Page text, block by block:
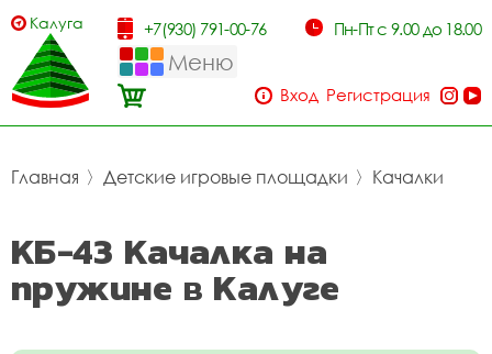
Калуга +7(930) 791-00-76 Пн-Пт с 9.00 до 18.00
Меню
Вход Регистрация
Главная 〉 Детские игровые площадки 〉 Качалки
КБ-43 Качалка на
пружине в Калуге